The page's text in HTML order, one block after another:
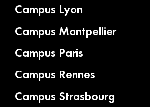
Campus Lyon
Campus Montpellier
Campus Paris
Campus Rennes
Campus Strasbourg